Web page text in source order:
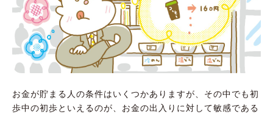
お金が貯まる人の条件はいくつかありますが、その中でも初
歩中の初歩といえるのが、お金の出入りに対して敏感である